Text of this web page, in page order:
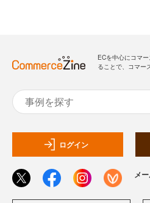
ECを中心にコマ
ることで、コマー
ログイン
メ